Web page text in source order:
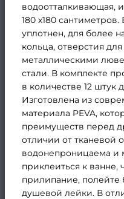
водоотталкивающая,
180 х180
уплотнен, для более
кольца, отверстия
металлическими
стали. В комплекте
в количестве 12 штук
Изготовлена из
материала PEVA,
преимуществ перед
отличии от тканевой
водонепроницаема и
приклеиться к ванне,
прилипание, полейте
душевой лейки. В